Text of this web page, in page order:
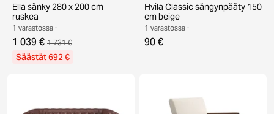
Ella sänky 280 x 200 cm
ruskea
1 varastossa ·
1 039 € 1 731 €
Säästät 692 €
Hvila Classic sängynpääty 150
cm beige
1 varastossa ·
90 €